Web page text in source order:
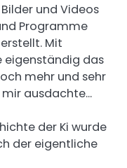
und Videos
Programme
Mit
eigenständig das
mehr und sehr
mir ausdachte…
der Ki wurde
der eigentliche